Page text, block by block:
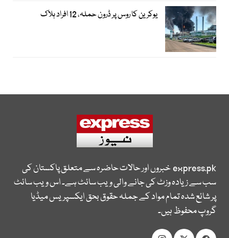
یوکرین کا روس پر ڈرون حملہ، 12 افراد ہلاک
express.pkخبروں اور حالات حاضرہ سے متعلق پاکستان کی
سب سے زیادہ وزٹ کی جانے والی ویب سائٹ ہے۔ اس ویب سائٹ
پر شائع شدہ تمام مواد کے جملہ حقوق بحق ایکسپریس میڈیا
گروپ محفوظ ہیں۔